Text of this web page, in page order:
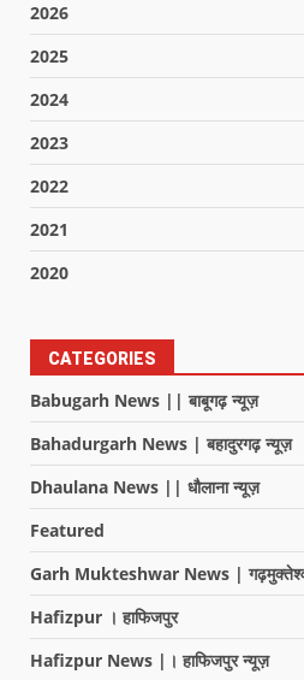
2026
2025
2024
2023
2022
2021
2020
CATEGORIES
Babugarh News || बाबूगढ़ न्यूज़
Bahadurgarh News | बहादुरगढ़ न्यूज़
Dhaulana News || धौलाना न्यूज़
Featured
Garh Mukteshwar News |
Hafizpur । हाफिजपुर
Hafizpur News |। हाफिजपुर न्यूज़